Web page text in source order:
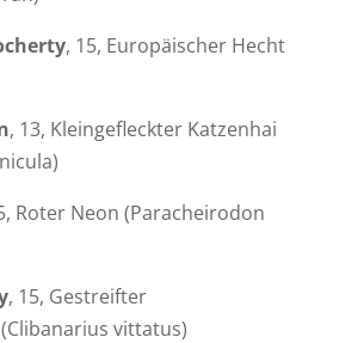
, 15, Europäischer Hecht
, 13, Kleingefleckter Katzenhai
)
Roter Neon (Paracheirodon
, 15, Gestreifter
Clibanarius vittatus)